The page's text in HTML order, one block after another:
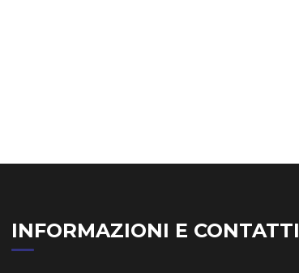
INFORMAZIONI E CONTATTI